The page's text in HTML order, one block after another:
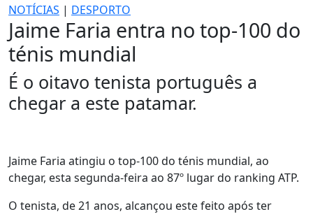
NOTÍCIAS | DESPORTO
Jaime Faria entra no top-100 do
ténis mundial
É o oitavo tenista português a
chegar a este patamar.
Jaime Faria atingiu o top-100 do ténis mundial, ao
chegar, esta segunda-feira ao 87º lugar do ranking ATP.
O tenista, de 21 anos, alcançou este feito após ter